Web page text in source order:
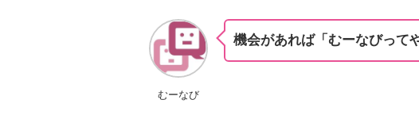
むーなび
機会があれば「むーなびって